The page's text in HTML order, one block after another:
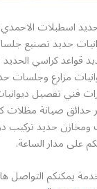
اسطبلات
حديد تصنيع
قواعد كراسي
مزارع وجلسات
فني تفصيل
صيانة مظلات
حديد تركيب
على مدار الساعة.
يمكنكم التواصل